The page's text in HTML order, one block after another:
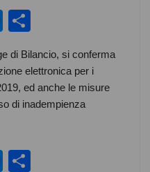
M
ss
e
n
er
n
di
vi
di Bilancio, si conferma
elettronica per i
ed anche le misure
di inadempienza
M